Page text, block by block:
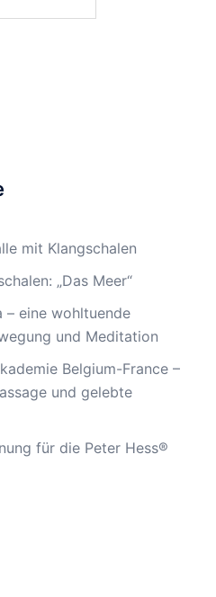
mit Klangschalen
„Das Meer“
– eine wohltuende
und Meditation
Belgium-France –
und gelebte
für die Peter Hess®